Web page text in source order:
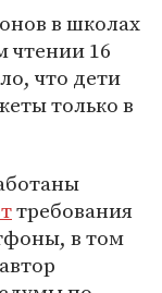
в школах
чтении 16
что дети
только в
требования
в том